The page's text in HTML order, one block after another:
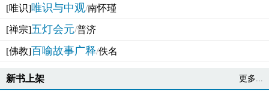
[唯识]唯识与中观/南怀瑾
[禅宗]五灯会元/普济
[佛教]百喻故事广释/佚名
新书上架 更多...